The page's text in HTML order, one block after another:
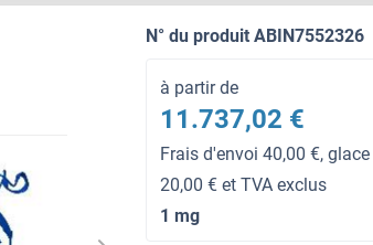
N° du produit ABIN7552326
à partir de
11.737,02 €
Frais d'envoi 40,00 €,
20,00 € et TVA exclus
1 mg